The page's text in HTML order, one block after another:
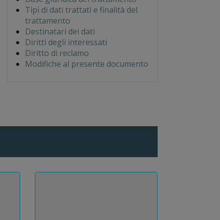
Tipi di dati trattati e finalità del
trattamento
Destinatari dei dati
Diritti degli interessati
Diritto di reclamo
Modifiche al presente documento